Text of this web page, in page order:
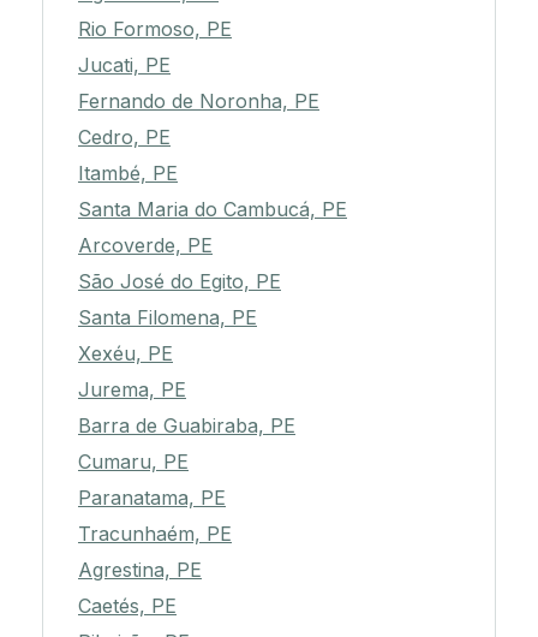
Rio Formoso, PE
Jucati, PE
Fernando de Noronha, PE
Cedro, PE
Itambé, PE
Santa Maria do Cambucá, PE
Arcoverde, PE
São José do Egito, PE
Santa Filomena, PE
Xexéu, PE
Jurema, PE
Barra de Guabiraba, PE
Cumaru, PE
Paranatama, PE
Tracunhaém, PE
Agrestina, PE
Caetés, PE